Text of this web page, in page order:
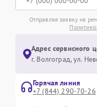
Отправляя заявку на
Адрес сервисного
г. Волгоград, ул.
Горячая линия
+7 (844) 290-70-26